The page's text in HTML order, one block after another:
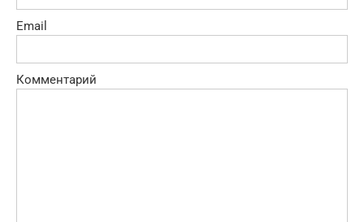
Email
Комментарий